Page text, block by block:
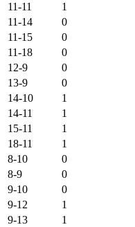
11-11
1
11-14
0
11-15
0
11-18
0
12-9
0
13-9
0
14-10
1
14-11
1
15-11
1
18-11
1
8-10
0
8-9
0
9-10
0
9-12
1
9-13
1